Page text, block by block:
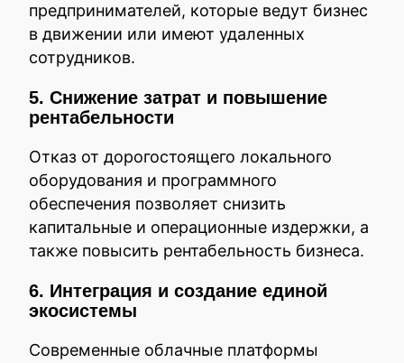
предпринимателей, которые ведут бизнес
в движении или имеют удаленных
сотрудников.
5. Снижение затрат и повышение
рентабельности
Отказ от дорогостоящего локального
оборудования и программного
обеспечения позволяет снизить
капитальные и операционные издержки, а
также повысить рентабельность бизнеса.
6. Интеграция и создание единой
экосистемы
Современные облачные платформы